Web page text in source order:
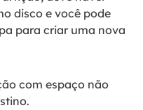
disco e você pode
para criar uma nova
com espaço não